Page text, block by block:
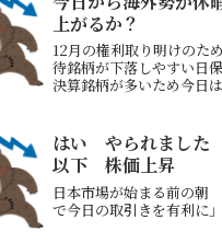
上がるか？
12月の権利取り明けのた
待銘柄が下落しやすい日
決算銘柄が多いため今日
は昨日までに増やした誰
らないがだれか買い...
はい やられました
以下 株価上昇
日本市場が始まる前の朝
で今日の取引きを有利に」